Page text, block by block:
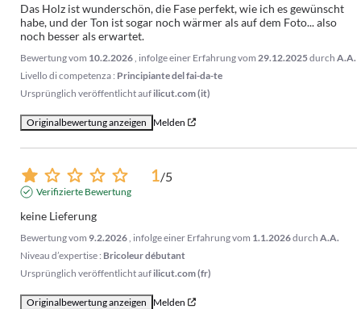
Das Holz ist wunderschön, die Fase perfekt, wie ich es gewünscht
habe, und der Ton ist sogar noch wärmer als auf dem Foto... also
noch besser als erwartet.
Bewertung vom 10.2.2026 , infolge einer Erfahrung vom 29.12.2025durch A.A.
Livello di competenza : Principiante del fai-da-te
Ursprünglich veröffentlicht auf ilicut.com (it)
Originalbewertung anzeigen Melden
1 /5
Verifizierte Bewertung
keine Lieferung
Bewertung vom 9.2.2026 , infolge einer Erfahrung vom 1.1.2026durch A.A.
Niveau d’expertise : Bricoleur débutant
Ursprünglich veröffentlicht auf ilicut.com (fr)
Originalbewertung anzeigen Melden